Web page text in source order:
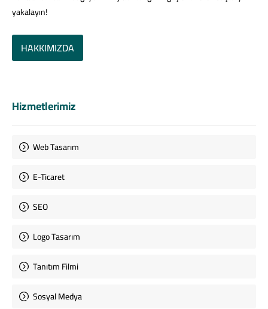
yakalayın!
HAKKIMIZDA
Hizmetlerimiz
Web Tasarım
E-Ticaret
SEO
Logo Tasarım
Tanıtım Filmi
Sosyal Medya